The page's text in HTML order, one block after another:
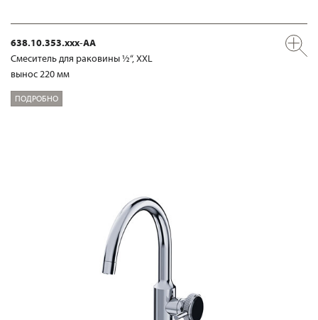
638.10.353.xxx-AA
Смеситель для раковины ½“, XXL
вынос 220 мм
ПОДРОБНО